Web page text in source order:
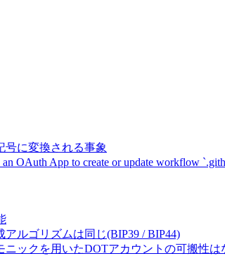
号に変換される事象
OAuth App to create or update workflow
アルゴリズムは同じ(BIP39 / BIP44)
ニックを用いたDOTアカウントの可搬性は